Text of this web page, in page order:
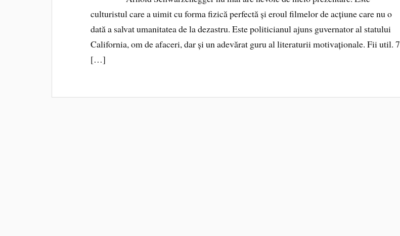
culturistul care a uimit cu forma fizică perfectă și eroul filmelor de acțiune care nu o
dată a salvat umanitatea de la dezastru. Este politicianul ajuns guvernator al statului
California, om de afaceri, dar și un adevărat guru al literaturii motivaționale. Fii util. 7
[…]